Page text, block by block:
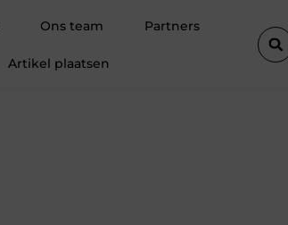
Ons team Partners
Artikel plaatsen